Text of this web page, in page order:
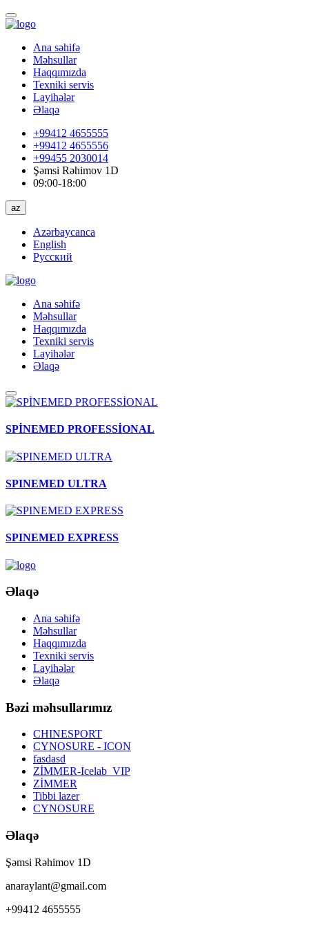
Ana səhifə
Məhsullar
Haqqımızda
Texniki servis
Layihələr
Əlaqə
+99412 4655555
+99412 4655556
+99455 2030014
Şəmsi Rəhimov 1D
09:00-18:00
az
Azərbaycanca
English
Русский
Ana səhifə
Məhsullar
Haqqımızda
Texniki servis
Layihələr
Əlaqə
SPİNEMED PROFESSİONAL
SPINEMED ULTRA
SPINEMED EXPRESS
Əlaqə
Ana səhifə
Məhsullar
Haqqımızda
Texniki servis
Layihələr
Əlaqə
Bəzi məhsullarımız
CHINESPORT
CYNOSURE - ICON
fasdasd
ZİMMER-Icelab_VIP
ZİMMER
Tibbi lazer
CYNOSURE
Əlaqə
Şəmsi Rəhimov 1D
anaraylant@gmail.com
+99412 4655555